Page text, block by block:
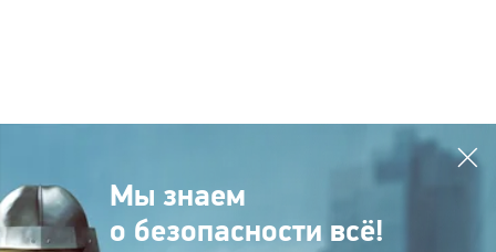
Мы знаем
о безопасности всё!